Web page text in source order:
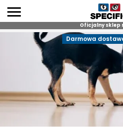
Skip
Oficjalny sklep
Darmowa